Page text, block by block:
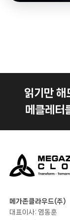
읽기만
메클레터
메가존클라우드(주)
대표이사: 염동훈